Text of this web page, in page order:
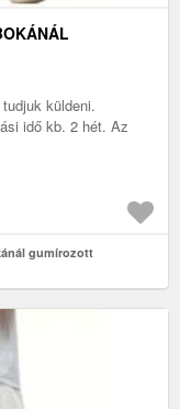
küldeni.
idő kb. 2 hét. Az
gumírozott